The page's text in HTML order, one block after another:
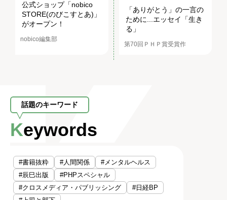
公式ショップ「nobico
STORE(のびこすとあ)」
がオープン！
nobico編集部
「ありがとう」の一言の
ために...エッセイ「生き
る」
第70回ＰＨＰ賞受賞作
話題のキーワード
Keywords
#書籍抜粋 #人間関係
#メンタルヘルス
#辰巳出版
#PHPスペシャル
#クロスメディア・パブリッシング
#日経BP